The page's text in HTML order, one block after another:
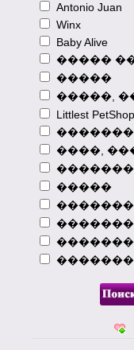
Antonio Juan
Winx
Baby Alive
�����
�����
�����,
Littlest PetShop
����,
�����
2013-08-23
����� ��
�������
� 3G-
��������
��������
�� ����
�������
� ���!
2013-08-23
����� ��
�������
����������
������
��������
��������
���� ��